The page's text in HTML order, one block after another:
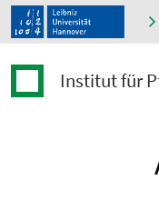
Institut für